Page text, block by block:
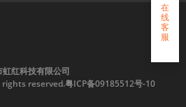
在
线
客
服
红科技有限公司
reserved.粤ICP备09185512号-10